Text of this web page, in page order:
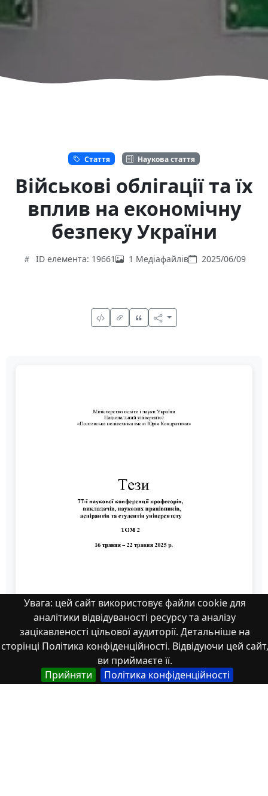
Увага: цей сайт використовує файли cookie для
аналітики відвідуваності ресурсу та аналізу
зацікавленості цільової аудиторії. Детальніше на
сторінці Політика конфіденційності. Відвідуючи цей сайт,
ви приймаєте її.
Прийняти
Політика конфіденційності
Стаття Наукова стаття
Військові облігації та їх
вплив на економічну
безпеку України
ID елемента: 19661 1 Медіафайлів 2025/06/09